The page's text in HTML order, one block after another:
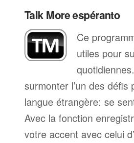
Talk More espéranto
Ce
utiles pour
surmonter l’un des défis
langue étrangère: se
Avec la fonction
votre accent avec celui